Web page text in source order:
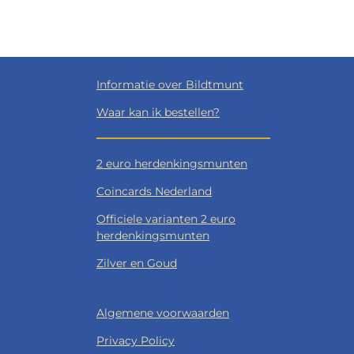
Informatie over Bildtmunt
Waar kan ik bestellen?
2 euro herdenkingsmunten
Coincards Nederland
Officiele varianten 2 euro
herdenkingsmunten
Zilver en Goud
Algemene voorwaarden
Privacy Policy